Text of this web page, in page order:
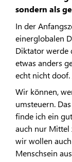
sondern als
In der
einerglobalen
Diktator werde
etwas anders
echt nicht
Wir können,
umsteuern.
finde ich ein
auch nur Mittel
wir wollen
Menschsein